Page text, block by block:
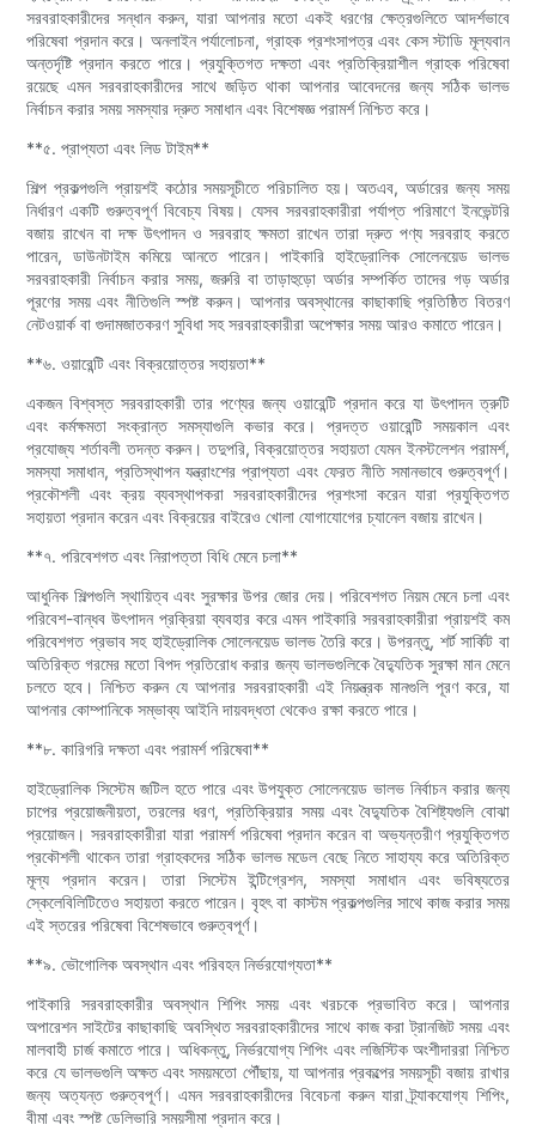
সরবরাহকারীদের সন্ধান করুন, যারা আপনার মতো একই ধরণের ক্ষেত্রগুলিতে আদর্শভাবে
পরিষেবা প্রদান করে। অনলাইন পর্যালোচনা, গ্রাহক প্রশংসাপত্র এবং কেস স্টাডি মূল্যবান
অন্তর্দৃষ্টি প্রদান করতে পারে। প্রযুক্তিগত দক্ষতা এবং প্রতিক্রিয়াশীল গ্রাহক পরিষেবা
রয়েছে এমন সরবরাহকারীদের সাথে জড়িত থাকা আপনার আবেদনের জন্য সঠিক ভালভ
নির্বাচন করার সময় সমস্যার দ্রুত সমাধান এবং বিশেষজ্ঞ পরামর্শ নিশ্চিত করে।
**৫. প্রাপ্যতা এবং লিড টাইম**
শিল্প প্রকল্পগুলি প্রায়শই কঠোর সময়সূচীতে পরিচালিত হয়। অতএব, অর্ডারের জন্য সময়
নির্ধারণ একটি গুরুত্বপূর্ণ বিবেচ্য বিষয়। যেসব সরবরাহকারীরা পর্যাপ্ত পরিমাণে ইনভেন্টরি
বজায় রাখেন বা দক্ষ উৎপাদন ও সরবরাহ ক্ষমতা রাখেন তারা দ্রুত পণ্য সরবরাহ করতে
পারেন, ডাউনটাইম কমিয়ে আনতে পারেন। পাইকারি হাইড্রোলিক সোলেনয়েড ভালভ
সরবরাহকারী নির্বাচন করার সময়, জরুরি বা তাড়াহুড়ো অর্ডার সম্পর্কিত তাদের গড় অর্ডার
পূরণের সময় এবং নীতিগুলি স্পষ্ট করুন। আপনার অবস্থানের কাছাকাছি প্রতিষ্ঠিত বিতরণ
নেটওয়ার্ক বা গুদামজাতকরণ সুবিধা সহ সরবরাহকারীরা অপেক্ষার সময় আরও কমাতে পারেন।
**৬. ওয়ারেন্টি এবং বিক্রয়োত্তর সহায়তা**
একজন বিশ্বস্ত সরবরাহকারী তার পণ্যের জন্য ওয়ারেন্টি প্রদান করে যা উৎপাদন ত্রুটি
এবং কর্মক্ষমতা সংক্রান্ত সমস্যাগুলি কভার করে। প্রদত্ত ওয়ারেন্টি সময়কাল এবং
প্রযোজ্য শর্তাবলী তদন্ত করুন। তদুপরি, বিক্রয়োত্তর সহায়তা যেমন ইনস্টলেশন পরামর্শ,
সমস্যা সমাধান, প্রতিস্থাপন যন্ত্রাংশের প্রাপ্যতা এবং ফেরত নীতি সমানভাবে গুরুত্বপূর্ণ।
প্রকৌশলী এবং ক্রয় ব্যবস্থাপকরা সরবরাহকারীদের প্রশংসা করেন যারা প্রযুক্তিগত
সহায়তা প্রদান করেন এবং বিক্রয়ের বাইরেও খোলা যোগাযোগের চ্যানেল বজায় রাখেন।
**৭. পরিবেশগত এবং নিরাপত্তা বিধি মেনে চলা**
আধুনিক শিল্পগুলি স্থায়িত্ব এবং সুরক্ষার উপর জোর দেয়। পরিবেশগত নিয়ম মেনে চলা এবং
পরিবেশ-বান্ধব উৎপাদন প্রক্রিয়া ব্যবহার করে এমন পাইকারি সরবরাহকারীরা প্রায়শই কম
পরিবেশগত প্রভাব সহ হাইড্রোলিক সোলেনয়েড ভালভ তৈরি করে। উপরন্তু, শর্ট সার্কিট বা
অতিরিক্ত গরমের মতো বিপদ প্রতিরোধ করার জন্য ভালভগুলিকে বৈদ্যুতিক সুরক্ষা মান মেনে
চলতে হবে। নিশ্চিত করুন যে আপনার সরবরাহকারী এই নিয়ন্ত্রক মানগুলি পূরণ করে, যা
আপনার কোম্পানিকে সম্ভাব্য আইনি দায়বদ্ধতা থেকেও রক্ষা করতে পারে।
**৮. কারিগরি দক্ষতা এবং পরামর্শ পরিষেবা**
হাইড্রোলিক সিস্টেম জটিল হতে পারে এবং উপযুক্ত সোলেনয়েড ভালভ নির্বাচন করার জন্য
চাপের প্রয়োজনীয়তা, তরলের ধরণ, প্রতিক্রিয়ার সময় এবং বৈদ্যুতিক বৈশিষ্ট্যগুলি বোঝা
প্রয়োজন। সরবরাহকারীরা যারা পরামর্শ পরিষেবা প্রদান করেন বা অভ্যন্তরীণ প্রযুক্তিগত
প্রকৌশলী থাকেন তারা গ্রাহকদের সঠিক ভালভ মডেল বেছে নিতে সাহায্য করে অতিরিক্ত
মূল্য প্রদান করেন। তারা সিস্টেম ইন্টিগ্রেশন, সমস্যা সমাধান এবং ভবিষ্যতের
স্কেলেবিলিটিতেও সহায়তা করতে পারেন। বৃহৎ বা কাস্টম প্রকল্পগুলির সাথে কাজ করার সময়
এই স্তরের পরিষেবা বিশেষভাবে গুরুত্বপূর্ণ।
**৯. ভৌগোলিক অবস্থান এবং পরিবহন নির্ভরযোগ্যতা**
পাইকারি সরবরাহকারীর অবস্থান শিপিং সময় এবং খরচকে প্রভাবিত করে। আপনার
অপারেশন সাইটের কাছাকাছি অবস্থিত সরবরাহকারীদের সাথে কাজ করা ট্রানজিট সময় এবং
মালবাহী চার্জ কমাতে পারে। অধিকন্তু, নির্ভরযোগ্য শিপিং এবং লজিস্টিক অংশীদাররা নিশ্চিত
করে যে ভালভগুলি অক্ষত এবং সময়মতো পৌঁছায়, যা আপনার প্রকল্পের সময়সূচী বজায় রাখার
জন্য অত্যন্ত গুরুত্বপূর্ণ। এমন সরবরাহকারীদের বিবেচনা করুন যারা ট্র্যাকযোগ্য শিপিং,
বীমা এবং স্পষ্ট ডেলিভারি সময়সীমা প্রদান করে।